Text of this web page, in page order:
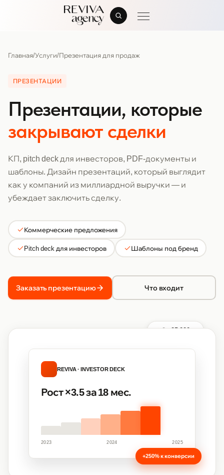
Главная/Услуги/Презентация для продаж
ПРЕЗЕНТАЦИИ
Презентации, которые
закрывают сделки
КП, pitch deck для инвесторов, PDF-документы и
шаблоны. Дизайн презентаций, который выглядит
как у компаний из миллиардной выручки — и
убеждает заключить сделку.
Коммерческие предложения
Pitch deck для инвесторов Шаблоны под бренд
Заказать презентацию Что входит
От 25 000 ₽
REVIVA · INVESTOR DECK
Рост ×3.5 за 18 мес.
2023 2024 2025
+250% к конверсии